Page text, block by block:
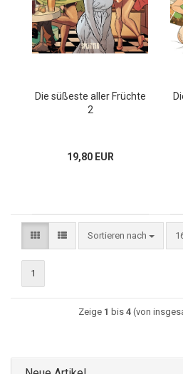
Die süßeste aller Früchte
2
19,80 EUR
Sortieren nach
1
Zeige 1 bis 4 (von